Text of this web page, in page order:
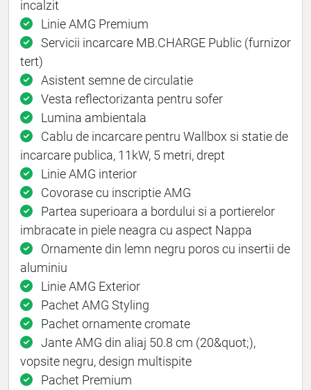
incalzit
Linie AMG Premium
Servicii incarcare MB.CHARGE Public (furnizor
tert)
Asistent semne de circulatie
Vesta reflectorizanta pentru sofer
Lumina ambientala
Cablu de incarcare pentru Wallbox si statie de
incarcare publica, 11kW, 5 metri, drept
Linie AMG interior
Covorase cu inscriptie AMG
Partea superioara a bordului si a portierelor
imbracate in piele neagra cu aspect Nappa
Ornamente din lemn negru poros cu insertii de
aluminiu
Linie AMG Exterior
Pachet AMG Styling
Pachet ornamente cromate
Jante AMG din aliaj 50.8 cm (20&quot;),
vopsite negru, design multispite
Pachet Premium